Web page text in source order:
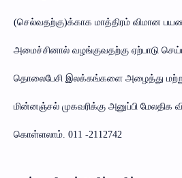
(செல்வதற்கு)க்காக மாத்திரம் விமான
அமைச்சினால் வழங்குவதற்கு ஏற்பாடு
தொலைபேசி இலக்கங்களை அழைத்து மற்றும்
மின்னஞ்சல் முகவரிக்கு அனுப்பி மேலதிக
கொள்ளலாம். 011 -2112742